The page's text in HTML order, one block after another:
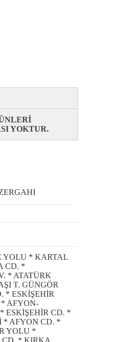
YOKTUR.
YOLU * KARTAL
CD. *
* ATATÜRK
T. GÜNGÖR
* ESKİŞEHİR
AFYON-
ESKİŞEHİR CD. *
* AFYON CD. *
YOLU *
CD. * KIRKA